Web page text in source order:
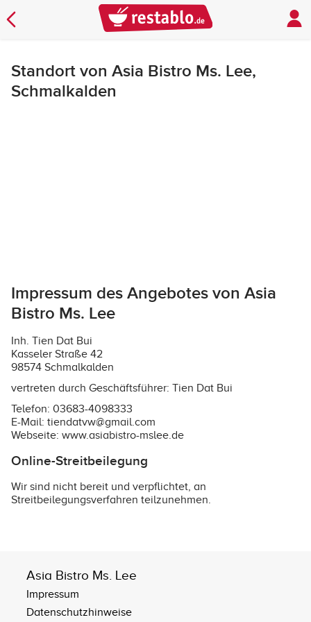
Standort von Asia Bistro Ms. Lee,
Schmalkalden
Impressum des Angebotes von Asia
Bistro Ms. Lee
Inh. Tien Dat Bui
Kasseler Straße 42
98574 Schmalkalden
vertreten durch Geschäftsführer: Tien Dat Bui
Telefon: 03683-4098333
E-Mail: tiendatvw@gmail.com
Webseite: www.asiabistro-mslee.de
Online-Streitbeilegung
Wir sind nicht bereit und verpflichtet, an
Streitbeilegungsverfahren teilzunehmen.
Asia Bistro Ms. Lee
Impressum
Datenschutzhinweise